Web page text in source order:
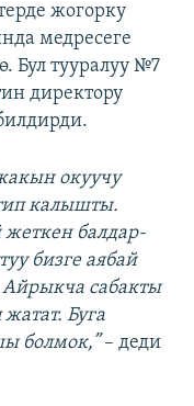
жогорку
медресеге
Бул тууралуу №7
директору
окуучу
калышты.
жеткен балдар-
бизге аябай
сабакты
Буга
болмок,” – деди